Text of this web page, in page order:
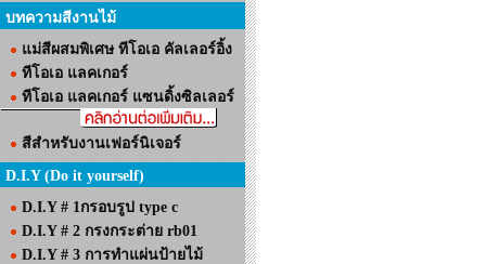
บทความสีงานไม้
แม่สีผสมพิเศษ ทีโอเอ คัลเลอร์อิ้ง
ทีโอเอ แลคเกอร์
ทีโอเอ แลคเกอร์ แซนดิ้งซิลเลอร์
สีสำหรับงานเฟอร์นิเจอร์
D.I.Y (Do it yourself)
D.I.Y # 1กรอบรูป type c
D.I.Y # 2 กรงกระต่าย rb01
D.I.Y # 3 การทำแผ่นป้ายไม้